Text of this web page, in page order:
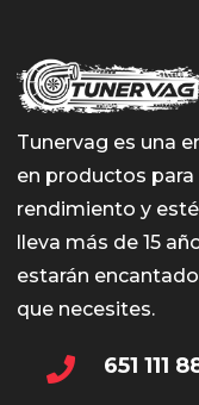
Tunervag es una
en productos
rendimiento y
lleva más de 15
estarán
que necesites.
651 111